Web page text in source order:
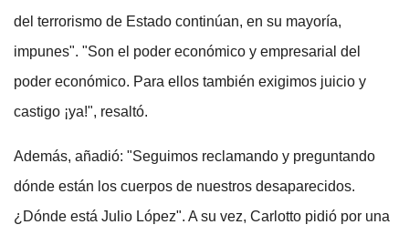
del terrorismo de Estado continúan, en su mayoría,
impunes". "Son el poder económico y empresarial del
poder económico. Para ellos también exigimos juicio y
castigo ¡ya!", resaltó.
Además, añadió: "Seguimos reclamando y preguntando
dónde están los cuerpos de nuestros desaparecidos.
¿Dónde está Julio López". A su vez, Carlotto pidió por una